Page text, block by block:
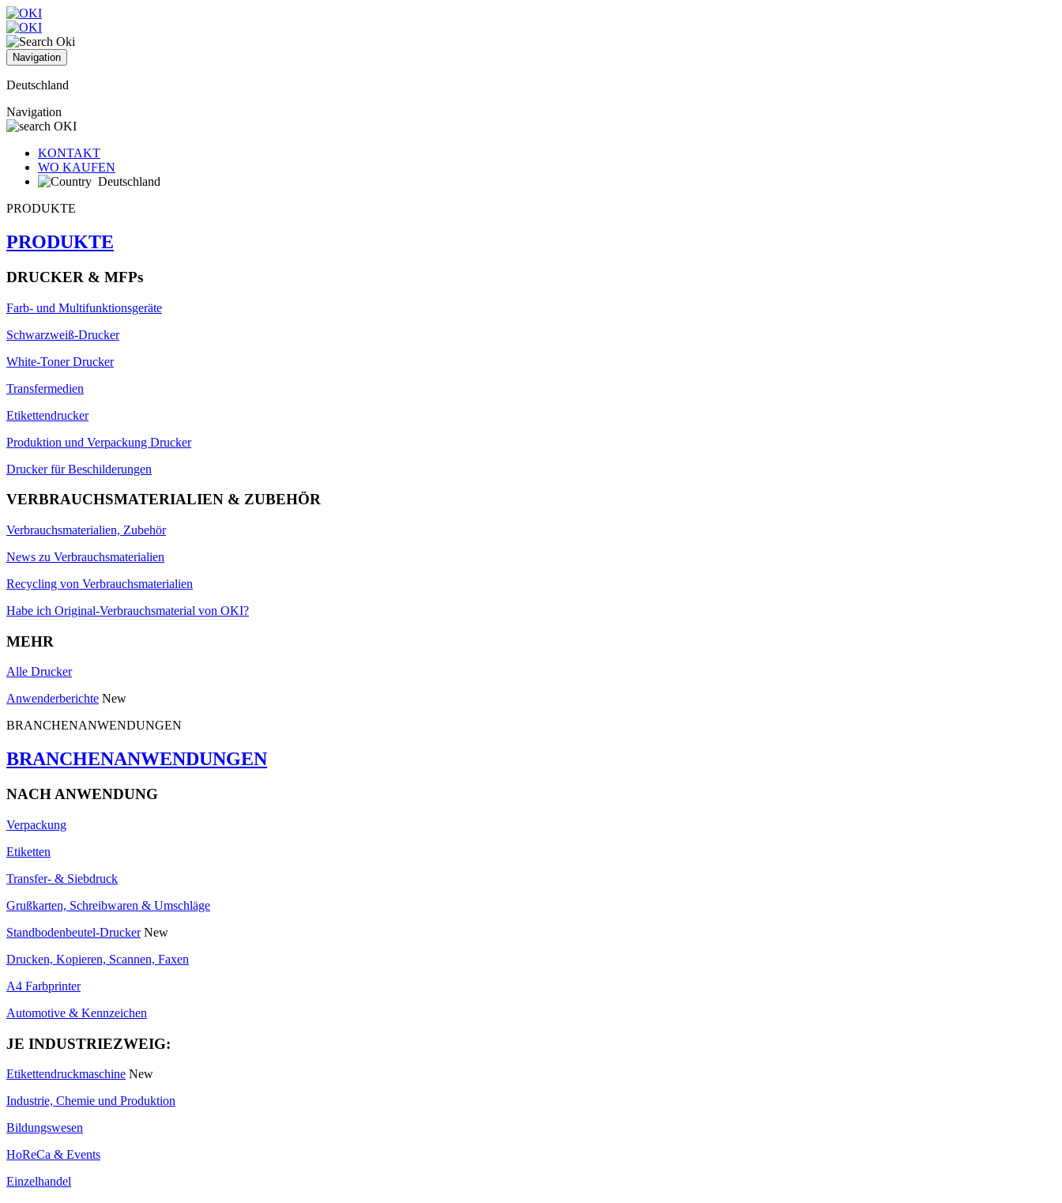
Navigation
Deutschland
Navigation
KONTAKT
WO KAUFEN
Deutschland
PRODUKTE
PRODUKTE
DRUCKER & MFPs
Farb- und Multifunktionsgeräte
Schwarzweiß-Drucker
White-Toner Drucker
Transfermedien
Etikettendrucker
Produktion und Verpackung Drucker
Drucker für Beschilderungen
VERBRAUCHSMATERIALIEN & ZUBEHÖR
Verbrauchsmaterialien, Zubehör
News zu Verbrauchsmaterialien
Recycling von Verbrauchsmaterialien
Habe ich Original-Verbrauchsmaterial von OKI?
MEHR
Alle Drucker
Anwenderberichte New
BRANCHENANWENDUNGEN
BRANCHENANWENDUNGEN
NACH ANWENDUNG
Verpackung
Etiketten
Transfer- & Siebdruck
Grußkarten, Schreibwaren & Umschläge
Standbodenbeutel-Drucker New
Drucken, Kopieren, Scannen, Faxen
A4 Farbprinter
Automotive & Kennzeichen
JE INDUSTRIEZWEIG:
Etikettendruckmaschine New
Industrie, Chemie und Produktion
Bildungswesen
HoReCa & Events
Einzelhandel